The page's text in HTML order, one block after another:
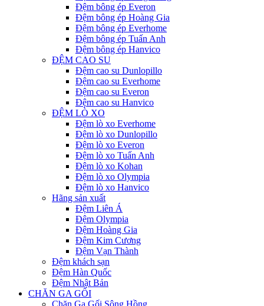
Đệm bông ép Everon
Đệm bông ép Hoàng Gia
Đệm bông ép Everhome
Đệm bông ép Tuấn Anh
Đệm bông ép Hanvico
ĐỆM CAO SU
Đệm cao su Dunlopillo
Đệm cao su Everhome
Đệm cao su Everon
Đệm cao su Hanvico
ĐỆM LÒ XO
Đệm lò xo Everhome
Đệm lò xo Dunlopillo
Đệm lò xo Everon
Đệm lò xo Tuấn Anh
Đệm lò xo Kohan
Đệm lò xo Olympia
Đệm lò xo Hanvico
Hãng sản xuất
Đệm Liên Á
Đệm Olympia
Đệm Hoàng Gia
Đệm Kim Cương
Đệm Vạn Thành
Đệm khách sạn
Đệm Hàn Quốc
Đệm Nhật Bản
CHĂN GA GỐI
Chăn Ga Gối Sông Hồng